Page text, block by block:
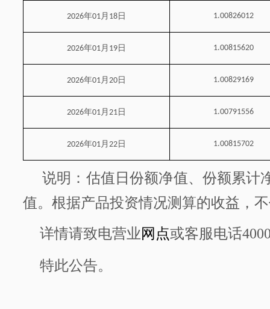
2026年01月 18 日 1.00826012
2026年01月 19 日 1.00815620
2026年01月 20 日 1.00829169
2026年01月 21 日 1.00791556
2026年01月 22 日 1.00815702
说明：估值日份额净值、份额累计
值。根据产品投资情况测算的收益，
详情请致电营业网点或客服电话
特此公告。